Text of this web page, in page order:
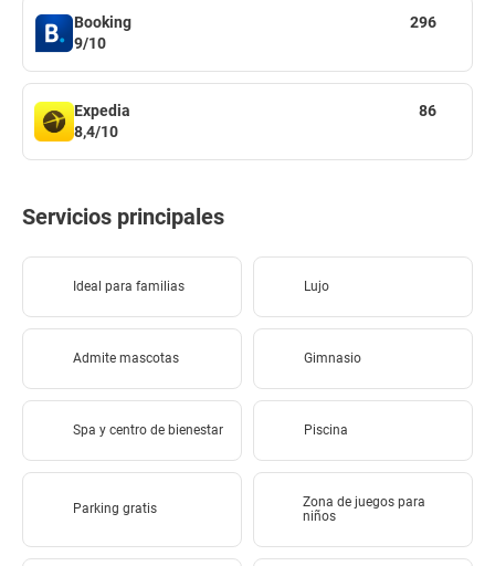
Booking
9/10
296
Expedia
8,4/10
86
Servicios principales
Ideal para familias Lujo
Admite mascotas Gimnasio
Spa y centro de bienestar Piscina
Parking gratis
Zona de juegos para
niños